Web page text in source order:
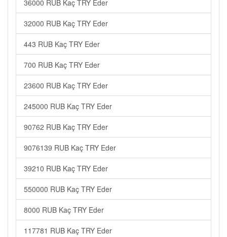
36000 RUB Kaç TRY Eder
32000 RUB Kaç TRY Eder
443 RUB Kaç TRY Eder
700 RUB Kaç TRY Eder
23600 RUB Kaç TRY Eder
245000 RUB Kaç TRY Eder
90762 RUB Kaç TRY Eder
9076139 RUB Kaç TRY Eder
39210 RUB Kaç TRY Eder
550000 RUB Kaç TRY Eder
8000 RUB Kaç TRY Eder
117781 RUB Kaç TRY Eder